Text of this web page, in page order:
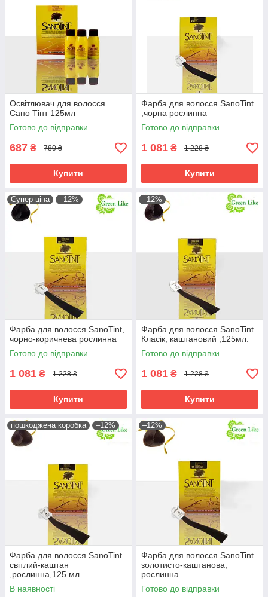
Освітлювач для волосся
Сано Тінт 125мл
Готово до відправки
687 ₴ 780 ₴
Купити
Фарба для волосся SanoTint
,чорна рослинна
Готово до відправки
1 081 ₴ 1 228 ₴
Купити
Супер ціна –12%
Фарба для волосся SanoTint,
чорно-коричнева рослинна
Готово до відправки
1 081 ₴ 1 228 ₴
Купити
–12%
Фарба для волосся SanoTint
Класік, каштановий ,125мл.
Готово до відправки
1 081 ₴ 1 228 ₴
Купити
пошкоджена коробка –12%
Фарба для волосся SanoTint
світлий-каштан
,рослинна,125 мл
В наявності
–12%
Фарба для волосся SanoTint
золотисто-каштанова,
рослинна
Готово до відправки